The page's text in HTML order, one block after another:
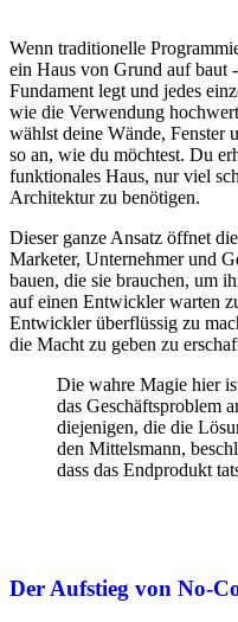
Wenn traditionelle
ein Haus von Grund auf baut
Fundament legt und jedes
wie die Verwendung
wählst deine Wände, Fenster
so an, wie du möchtest. Du
funktionales Haus, nur viel
Architektur zu benötigen.
Dieser ganze Ansatz öffnet
Marketer, Unternehmer und
bauen, die sie brauchen, um
auf einen Entwickler warten
Entwickler überflüssig zu
die Macht zu geben zu
Die wahre Magie hier
das Geschäftsproblem
diejenigen, die die
den Mittelsmann,
dass das Endprodukt
Der Aufstieg von No-